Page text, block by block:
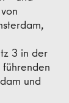
3 in der
und